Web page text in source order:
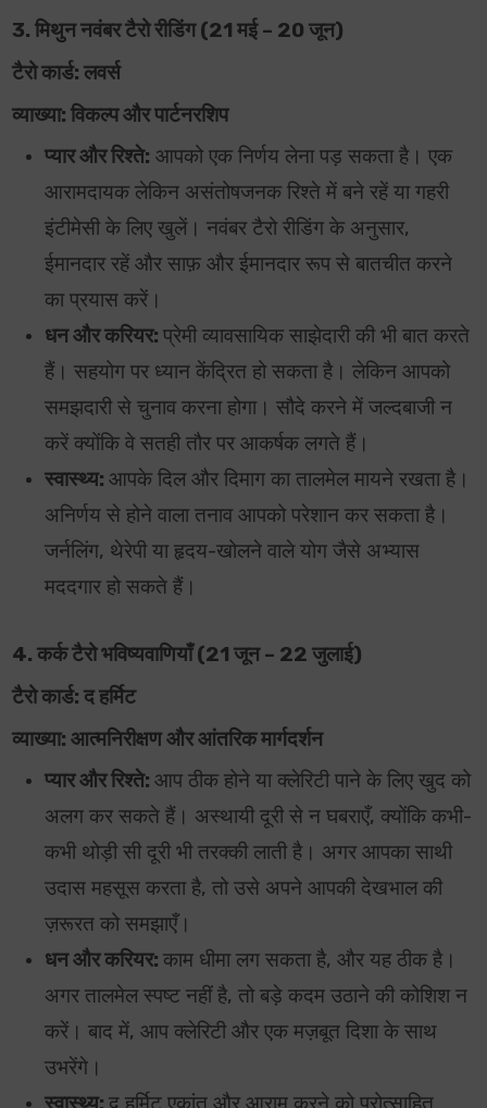
3. मिथुन नवंबर टैरो रीडिंग (21 मई – 20 जून)
टैरो कार्ड: लवर्स
व्याख्या: विकल्प और पार्टनरशिप
प्यार और रिश्ते: आपको एक निर्णय लेना पड़ सकता है। एक
आरामदायक लेकिन असंतोषजनक रिश्ते में बने रहें या गहरी
इंटीमेसी के लिए खुलें। नवंबर टैरो रीडिंग के अनुसार,
ईमानदार रहें और साफ़ और ईमानदार रूप से बातचीत करने
का प्रयास करें।
धन और करियर:प्रेमी व्यावसायिक साझेदारी की भी बात करते
हैं। सहयोग पर ध्यान केंद्रित हो सकता है। लेकिन आपको
समझदारी से चुनाव करना होगा। सौदे करने में जल्दबाजी न
करें क्योंकि वे सतही तौर पर आकर्षक लगते हैं।
स्वास्थ्य:आपके दिल और दिमाग का तालमेल मायने रखता है।
अनिर्णय से होने वाला तनाव आपको परेशान कर सकता है।
जर्नलिंग, थेरेपी या हृदय-खोलने वाले योग जैसे अभ्यास
मददगार हो सकते हैं।
4. कर्क टैरो भविष्यवाणियाँ (21 जून – 22 जुलाई)
टैरो कार्ड: द हर्मिट
व्याख्या: आत्मनिरीक्षण और आंतरिक मार्गदर्शन
प्यार और रिश्ते:आप ठीक होने या क्लेरिटी पाने के लिए खुद को
अलग कर सकते हैं। अस्थायी दूरी से न घबराएँ, क्योंकि कभी-
कभी थोड़ी सी दूरी भी तरक्की लाती है। अगर आपका साथी
उदास महसूस करता है, तो उसे अपने आपकी देखभाल की
ज़रूरत को समझाएँ।
धन और करियर:काम धीमा लग सकता है, और यह ठीक है।
अगर तालमेल स्पष्ट नहीं है, तो बड़े कदम उठाने की कोशिश न
करें। बाद में, आप क्लेरिटी और एक मज़बूत दिशा के साथ
उभरेंगे।